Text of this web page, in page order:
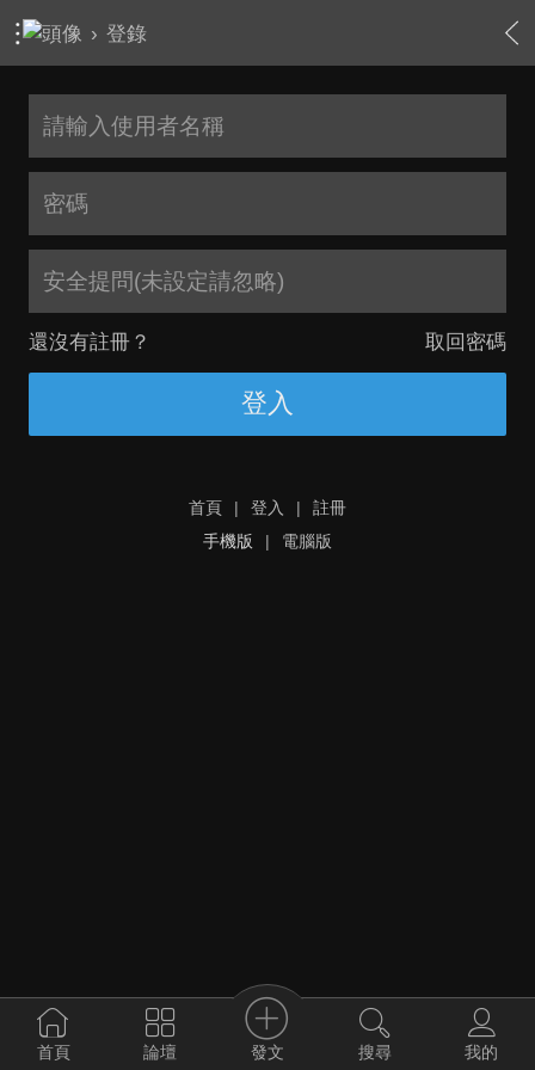
› 登錄
安全提問(未設定請忽略)
還沒有註冊？ 取回密碼
登入
首頁 | 登入 |
註冊
手機版
| 電腦版
首頁 論壇 發文 搜尋 我的